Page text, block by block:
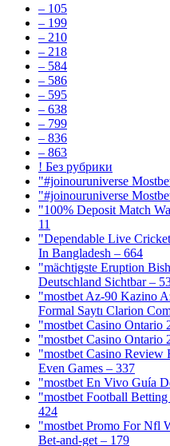
– 105
– 199
– 210
– 218
– 584
– 586
– 595
– 638
– 799
– 836
– 863
! Без рубрики
"#joinouruniverse
"#joinouruniverse
"100% Deposit Match
11
"Dependable Live
In Bangladesh – 664
"mächtigste Eruption
Deutschland Sichtbar –
"mostbet Az-90 Kazino
Formal Saytı Clarion
"mostbet Casino
"mostbet Casino
"mostbet Casino Review
Even Games – 337
"mostbet En Vivo Guía
"mostbet Football
424
"mostbet Promo For Nfl
Bet-and-get – 179